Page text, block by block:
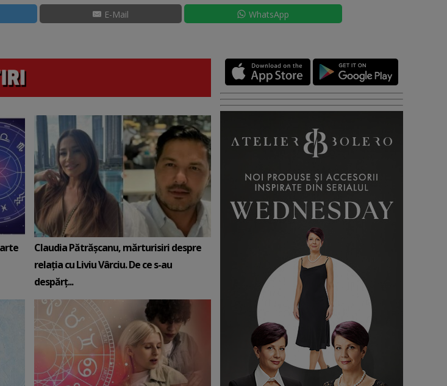
E-Mail WhatsApp
Claudia Pătrășcanu, mărturisiri despre
relația cu Liviu Vârciu. De ce s-au
despărț...